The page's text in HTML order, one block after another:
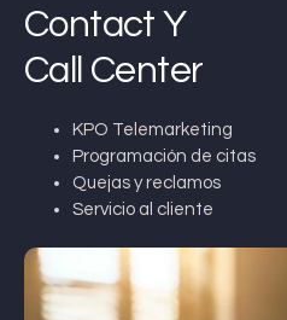
Contact Y
Call Center
KPO Telemarketing
Programación de citas
Quejas y reclamos
Servicio al cliente